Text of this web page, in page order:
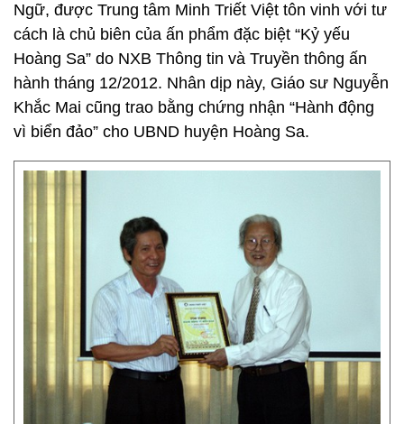
Ngữ, được Trung tâm Minh Triết Việt tôn vinh với tư
cách là chủ biên của ấn phẩm đặc biệt “Kỷ yếu
Hoàng Sa” do NXB Thông tin và Truyền thông ấn
hành tháng 12/2012. Nhân dịp này, Giáo sư Nguyễn
Khắc Mai cũng trao bằng chứng nhận “Hành động
vì biển đảo” cho UBND huyện Hoàng Sa.